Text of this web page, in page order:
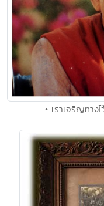
• เราเจริญทา